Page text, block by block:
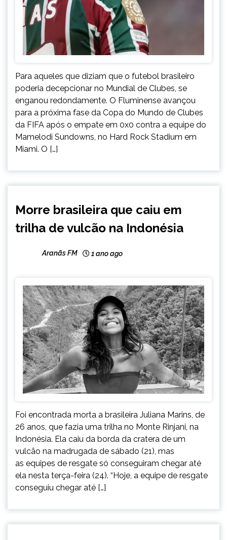
Para aqueles que diziam que o futebol brasileiro
poderia decepcionar no Mundial de Clubes, se
enganou redondamente. O Fluminense avançou
para a próxima fase da Copa do Mundo de Clubes
da FIFA após o empate em 0x0 contra a equipe do
Mamelodi Sundowns, no Hard Rock Stadium em
Miami. O […]
INTERNACIONAL
NOTÍCIAS
Morre brasileira que caiu em
trilha de vulcão na Indonésia
Aranãs FM 1 ano ago
Foi encontrada morta a brasileira Juliana Marins, de
26 anos, que fazia uma trilha no Monte Rinjani, na
Indonésia. Ela caiu da borda da cratera de um
vulcão na madrugada de sábado (21), mas
as equipes de resgate só conseguiram chegar até
ela nesta terça-feira (24). “Hoje, a equipe de resgate
conseguiu chegar até […]